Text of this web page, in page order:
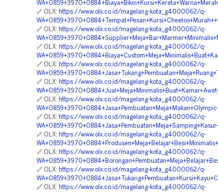
🔗 OLX: https://www.olx.co.id/magelang-kota_g4000062/q-
🔗 OLX: https://www.olx.co.id/magelang-kota_g4000062/q-
🔗 OLX: https://www.olx.co.id/magelang-kota_g4000062/q-
🔗 OLX: https://www.olx.co.id/magelang-kota_g4000062/q-
🔗 OLX: https://www.olx.co.id/magelang-kota_g4000062/q-
🔗 OLX: https://www.olx.co.id/magelang-kota_g4000062/q-
🔗 OLX: https://www.olx.co.id/magelang-kota_g4000062/q-
🔗 OLX: https://www.olx.co.id/magelang-kota_g4000062/q-
🔗 OLX: https://www.olx.co.id/magelang-kota_g4000062/q-
🔗 OLX: https://www.olx.co.id/magelang-kota_g4000062/q-
🔗 OLX: https://www.olx.co.id/magelang-kota_g4000062/q-